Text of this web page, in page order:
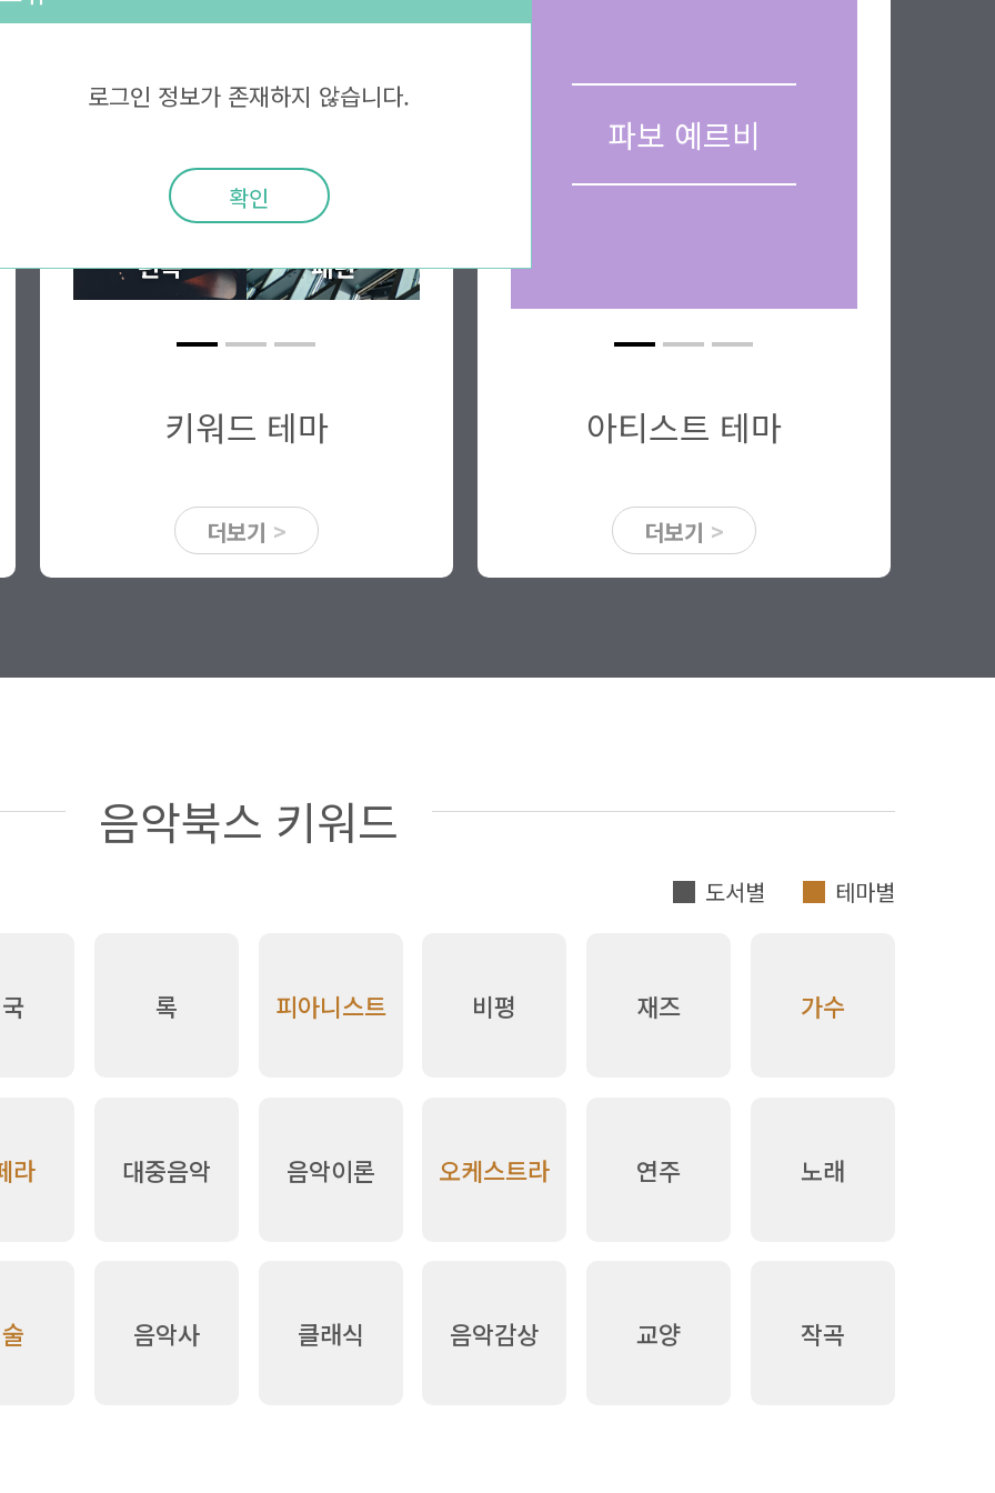
프로듀싱
편곡 패턴
키워드 테마
더보기 >
파보 예르비
아티스트 테마
더보기 >
음악북스 키워드
도서별 테마별
록 피아니스트 비평 재즈 가수
라 대중음악 음악이론 오케스트라 연주 노래
음악사 클래식 음악감상 교양 작곡
로그인 정보가 존재하지 않습니다.
확인